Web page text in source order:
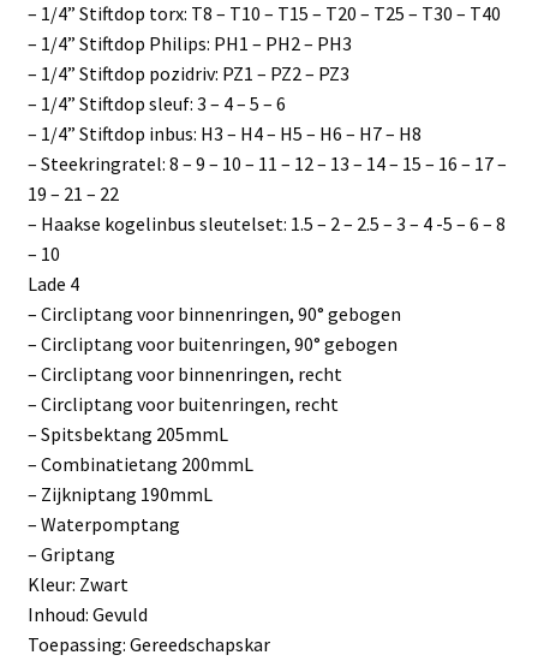
– 1/4” Stiftdop torx: T8 – T10 – T15 – T20 – T25 – T30 – T40
– 1/4” Stiftdop Philips: PH1 – PH2 – PH3
– 1/4” Stiftdop pozidriv: PZ1 – PZ2 – PZ3
– 1/4” Stiftdop sleuf: 3 – 4 – 5 – 6
– 1/4” Stiftdop inbus: H3 – H4 – H5 – H6 – H7 – H8
– Steekringratel: 8 – 9 – 10 – 11 – 12 – 13 – 14 – 15 – 16 – 17 –
19 – 21 – 22
– Haakse kogelinbus sleutelset: 1.5 – 2 – 2.5 – 3 – 4 -5 – 6 – 8
– 10
Lade 4
– Circliptang voor binnenringen, 90° gebogen
– Circliptang voor buitenringen, 90° gebogen
– Circliptang voor binnenringen, recht
– Circliptang voor buitenringen, recht
– Spitsbektang 205mmL
– Combinatietang 200mmL
– Zijkniptang 190mmL
– Waterpomptang
– Griptang
Kleur: Zwart
Inhoud: Gevuld
Toepassing: Gereedschapskar